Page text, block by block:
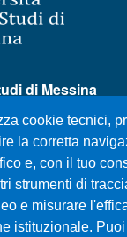
cookie tecnici,
la corretta
e, con il tuo
strumenti di
e misurare
istituzionale.
di Messina
98122 Messina
1